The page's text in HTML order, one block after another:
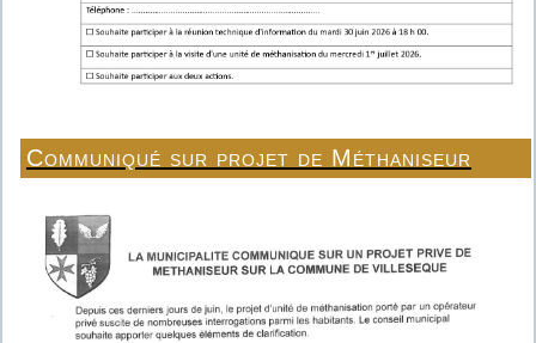
Communiqué sur projet de Méthaniseur